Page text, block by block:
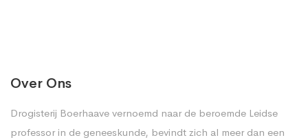
Over Ons
Drogisterij Boerhaave vernoemd naar de beroemde Leidse
professor in de geneeskunde, bevindt zich al meer dan een